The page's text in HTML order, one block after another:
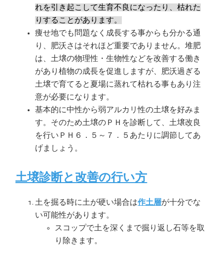
れを引き起こして生育不良になったり、枯れた
りすることがあります。
痩せ地でも問題なく成長する事からも分かる通
り、肥沃さはそれほど重要でありません。堆肥
は、土壌の物理性・生物性などを改善する働き
があり植物の成長を促進しますが、肥沃過ぎる
土壌で育てると夏場に蒸れて枯れる事もあり注
意が必要になります。
基本的に中性から弱アルカリ性の土壌を好みま
す。そのため土壌のＰＨを診断して、土壌改良
を行いＰＨ６．５～７．５あたりに調節してあ
げましょう。
土壌診断と改善の行い方
土を掘る時に土が硬い場合は作土層が十分でな
い可能性があります。
スコップで土を深くまで掘り返し石等を取
り除きます。